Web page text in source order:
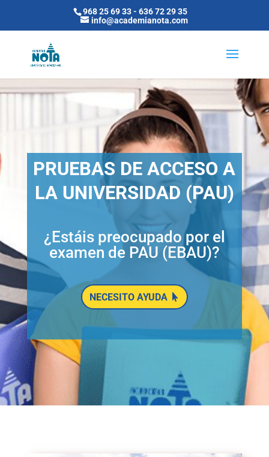
968 25 69 33-636 72 29 35
info@academianota.com
PRUEBAS DE ACCESO A
LA UNIVERSIDAD (PAU)
¿Estáis preocupado por el
examen de PAU (EBAU)?
NECESITO AYUDA